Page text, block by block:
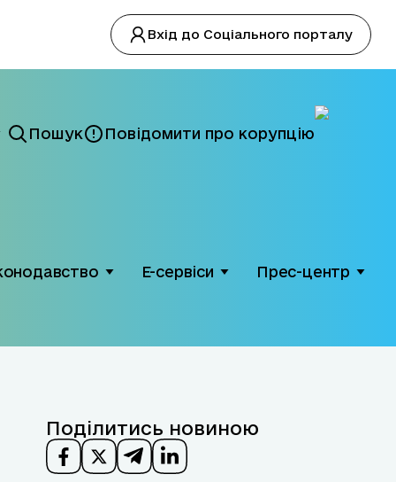
Вхід до Соціального порталу
Пошук Повідомити про корупцію
Е-сервіси Прес-центр
Поділитись новиною